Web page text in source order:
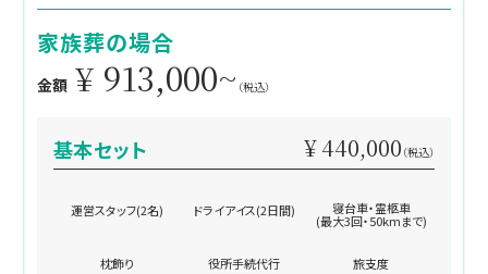
家族葬の場合
金額 ¥ 913,000~ （税込）
基本セット ¥ 440,000 （税込）
運営スタッフ(2名) ドライアイス(2日間) 寝台車・霊柩車
(最大3回・50kmまで)
枕飾り 役所手続代行 旅支度